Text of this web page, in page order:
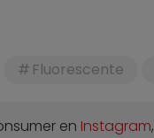
Fluorescente
en Instagram,